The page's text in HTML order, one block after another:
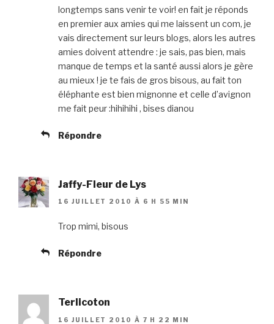
longtemps sans venir te voir! en fait je réponds
en premier aux amies qui me laissent un com, je
vais directement sur leurs blogs, alors les autres
amies doivent attendre : je sais, pas bien, mais
manque de temps et la santé aussi alors je gère
au mieux ! je te fais de gros bisous, au fait ton
éléphante est bien mignonne et celle d’avignon
me fait peur :hihihihi , bises dianou
Répondre
Jaffy-Fleur de Lys
16 JUILLET 2010 À 6 H 55 MIN
Trop mimi, bisous
Répondre
Terlicoton
16 JUILLET 2010 À 7 H 22 MIN